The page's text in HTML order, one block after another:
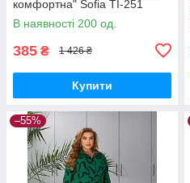
комфортна" Sofia TI-251
В наявності 200 од.
385 ₴ 1 426 ₴
Купити
–55%